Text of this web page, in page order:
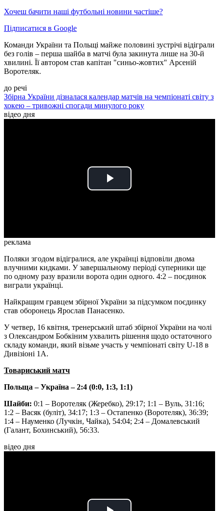
Хочеш бачити наші футбольні новини частіше?
Підписатися в Google
Команди України та Польщі майже половині зустрічі відіграли
без голів – перша шайба в матчі була закинута лише на 30-й
хвилині. Її автором став капітан "синьо-жовтих" Арсеній
Воротеляк.
до речі
Збірна України дізналася календар матчів на чемпіонаті світу з
хокею – тривожні спогади минулого року
відео дня
Play
реклама
Поляки згодом відігралися, але українці відповіли двома
влучними кидками. У завершальному періоді суперники ще
по одному разу вразили ворота один одного. 4:2 – поєдинок
виграли українці.
Найкращим гравцем збірної України за підсумком поєдинку
став оборонець Ярослав Панасенко.
У четвер, 16 квітня, тренерський штаб збірної України на чолі
з Олександром Бобкіним ухвалить рішення щодо остаточного
складу команди, який візьме участь у чемпіонаті світу U-18 в
Дивізіоні 1А.
Товариський матч
Польща – Україна – 2:4 (0:0, 1:3, 1:1)
Шайби: 0:1 – Воротеляк (Жеребко), 29:17; 1:1 – Вуль, 31:16;
1:2 – Васяк (буліт), 34:17; 1:3 – Остапенко (Воротеляк), 36:39;
1:4 – Науменко (Лучкін, Чайка), 54:04; 2:4 – Домалевський
(Галант, Бохинський), 56:33.
відео дня